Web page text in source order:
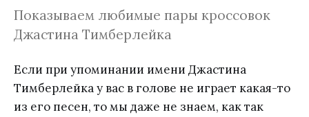
Показываем любимые пары кроссовок
Джастина Тимберлейка
Если при упоминании имени Джастина
Тимберлейка у вас в голове не играет какая-то
из его песен, то мы даже не знаем, как так